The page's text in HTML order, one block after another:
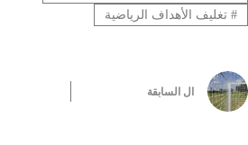
#تغليف الأهداف الرياضية
ال السابقة